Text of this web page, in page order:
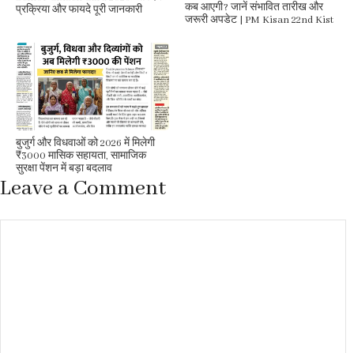
प्रक्रिया और फायदे पूरी जानकारी
कब आएगी? जानें संभावित तारीख और
जरूरी अपडेट | PM Kisan 22nd Kist
बुजुर्ग और विधवाओं को 2026 में मिलेगी
₹3000 मासिक सहायता, सामाजिक
सुरक्षा पेंशन में बड़ा बदलाव
Leave a Comment